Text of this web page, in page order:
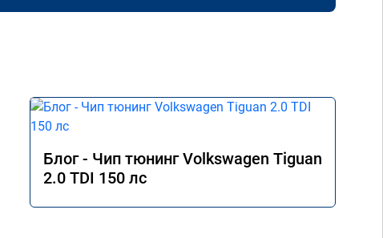
Блог - Чип тюнинг Volkswagen Tiguan
2.0 TDI 150 лс